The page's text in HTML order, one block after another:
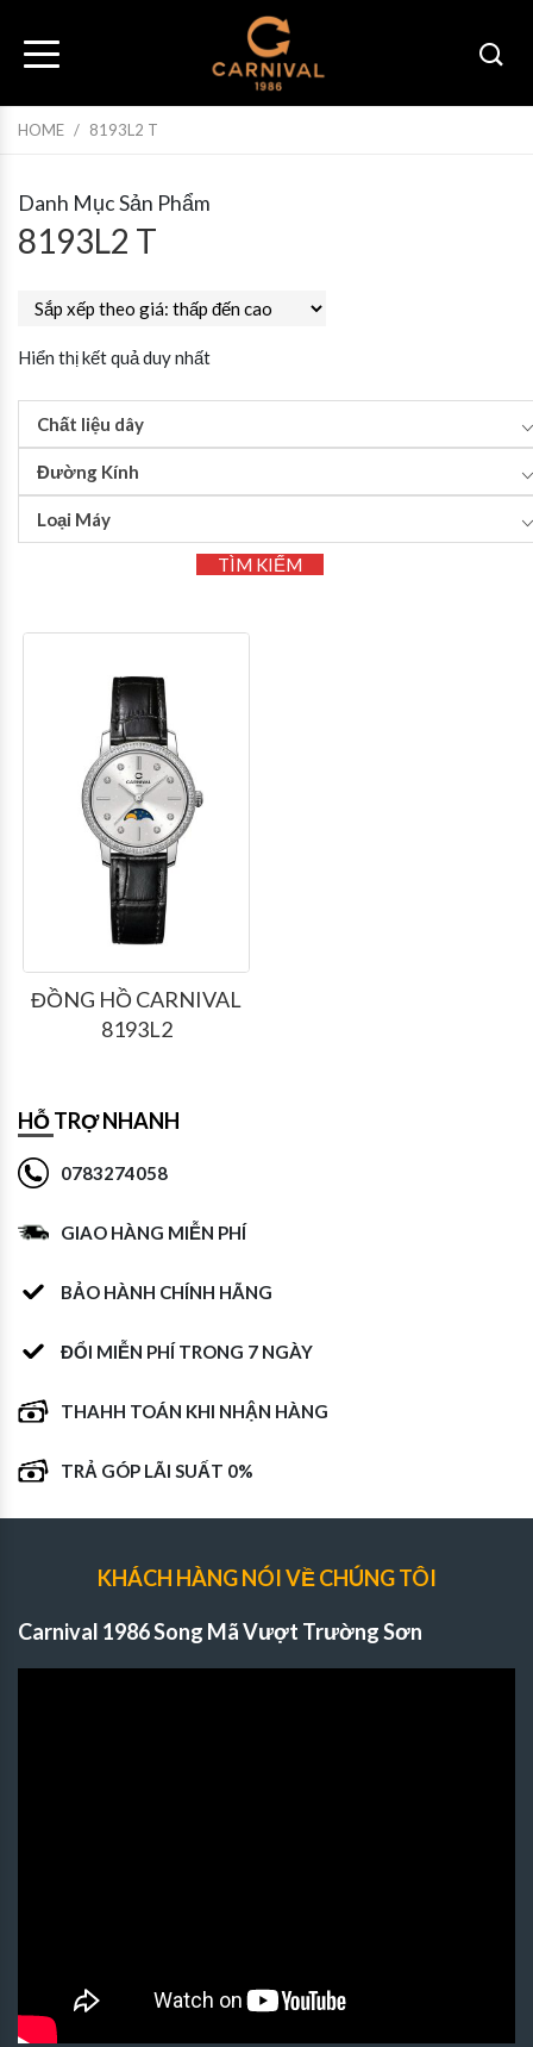
HOME / 8193L2 T
Danh Mục Sản Phẩm
8193L2 T
Hiển thị kết quả duy nhất
Chất liệu dây
Đường Kính
Loại Máy
TÌM KIẾM
ĐỒNG HỒ CARNIVAL
8193L2
HỖ TRỢ NHANH
0783274058
GIAO HÀNG MIỄN PHÍ
BẢO HÀNH CHÍNH HÃNG
ĐỔI MIỄN PHÍ TRONG 7 NGÀY
THAHH TOÁN KHI NHẬN HÀNG
TRẢ GÓP LÃI SUẤT 0%
KHÁCH HÀNG NÓI VỀ CHÚNG TÔI
Carnival 1986 Song Mã Vượt Trường Sơn